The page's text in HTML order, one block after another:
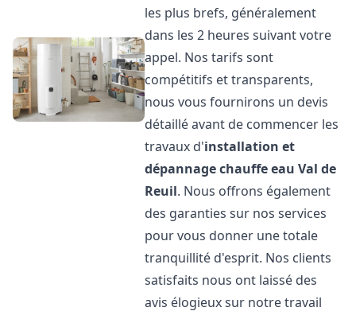
les plus brefs, généralement
dans les 2 heures suivant votre
appel. Nos tarifs sont
compétitifs et transparents,
nous vous fournirons un devis
détaillé avant de commencer les
travaux d'installation et
dépannage chauffe eau Val de
Reuil. Nous offrons également
des garanties sur nos services
pour vous donner une totale
tranquillité d'esprit. Nos clients
satisfaits nous ont laissé des
avis élogieux sur notre travail